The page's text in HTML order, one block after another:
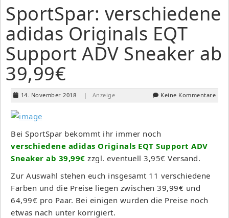
SportSpar: verschiedene
adidas Originals EQT
Support ADV Sneaker ab
39,99€
14. November 2018 | Anzeige Keine Kommentare
Bei SportSpar bekommt ihr immer noch
verschiedene adidas Originals EQT Support ADV
Sneaker ab 39,99€ zzgl. eventuell 3,95€ Versand.
Zur Auswahl stehen euch insgesamt 11 verschiedene
Farben und die Preise liegen zwischen 39,99€ und
64,99€ pro Paar. Bei einigen wurden die Preise noch
etwas nach unter korrigiert.